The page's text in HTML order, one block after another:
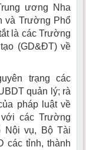
ương Nha
và Trường Phổ
là các Trường
(GD&ĐT) về
trạng các
quản lý; rà
pháp luật về
các Trường
Nội vụ, Bộ Tài
các tỉnh, thành